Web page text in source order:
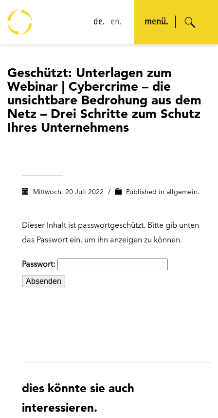
de. en. menü.
Geschützt: Unterlagen zum
Webinar | Cybercrime – die
unsichtbare Bedrohung aus dem
Netz – Drei Schritte zum Schutz
Ihres Unternehmens
Mittwoch, 20 Juli 2022 / Published in allgemein.
Dieser Inhalt ist passwortgeschützt. Bitte gib unten
das Passwort ein, um ihn anzeigen zu können.
Passwort:
dies könnte sie auch
interessieren.